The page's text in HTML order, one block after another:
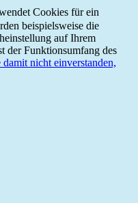
Cookies für ein
beispielsweise die
auf Ihrem
der Funktionsumfang des
damit nicht einverstanden,